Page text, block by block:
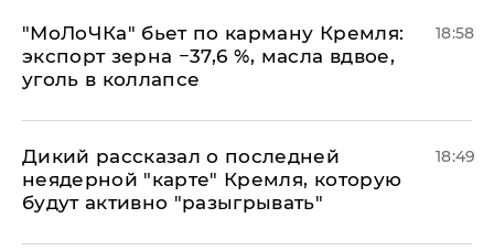
​"МоЛоЧКа" бьет по карману Кремля:
экспорт зерна −37,6 %, масла вдвое,
уголь в коллапсе
18:58
Дикий рассказал о последней
неядерной "карте" Кремля, которую
будут активно "разыгрывать"
18:49